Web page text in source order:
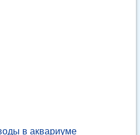
в аквариуме